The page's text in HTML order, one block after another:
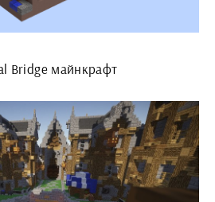
Bridge майнкрафт